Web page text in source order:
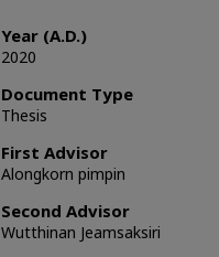
Year (A.D.)
2020
Document Type
Thesis
First Advisor
Alongkorn pimpin
Second Advisor
Wutthinan Jeamsaksiri